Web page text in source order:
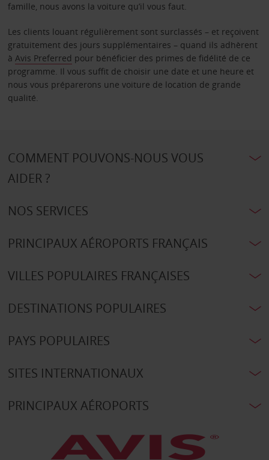
famille, nous avons la voiture qu’il vous faut.
Les clients louant régulièrement sont surclassés – et reçoivent
gratuitement des jours supplémentaires – quand ils adhèrent
à Avis Preferred pour bénéficier des primes de fidélité de ce
programme. Il vous suffit de choisir une date et une heure et
nous vous préparerons une voiture de location de grande
qualité.
COMMENT POUVONS-NOUS VOUS
AIDER ?
NOS SERVICES
PRINCIPAUX AÉROPORTS FRANÇAIS
VILLES POPULAIRES FRANÇAISES
DESTINATIONS POPULAIRES
PAYS POPULAIRES
SITES INTERNATIONAUX
PRINCIPAUX AÉROPORTS